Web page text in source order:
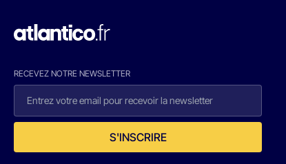
RECEVEZ NOTRE NEWSLETTER
S'INSCRIRE